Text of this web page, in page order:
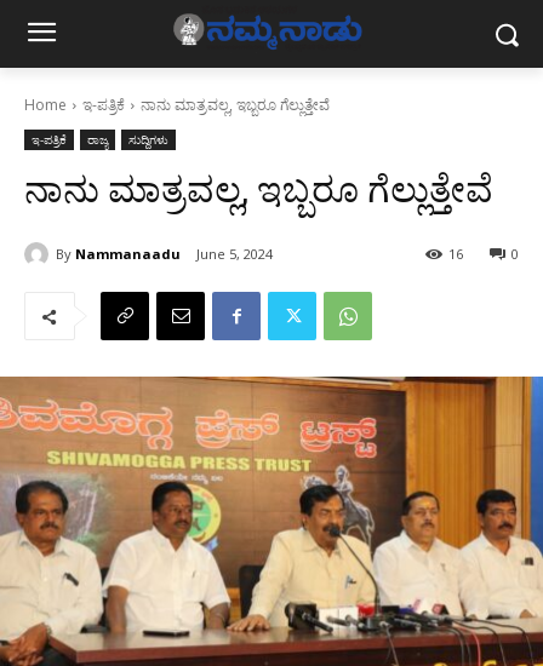
Home ಇ-ಪತ್ರಿಕೆ ನಾನು ಮಾತ್ರವಲ್ಲ, ಇಬ್ಬರೂ ಗೆಲ್ಲುತ್ತೇವೆ
ಇ-ಪತ್ರಿಕೆ ರಾಜ್ಯ ಸುದ್ದಿಗಳು
ನಾನು ಮಾತ್ರವಲ್ಲ, ಇಬ್ಬರೂ ಗೆಲ್ಲುತ್ತೇವೆ
By Nammanaadu June 5, 2024 0
16